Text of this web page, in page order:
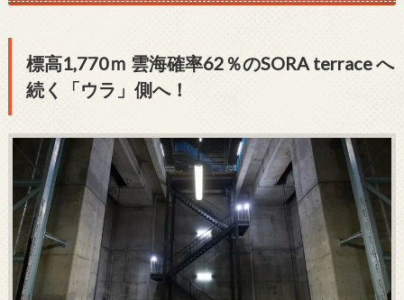
標高1,770ｍ 雲海確率62％のSORA terrace へ
続く「ウラ」側へ！